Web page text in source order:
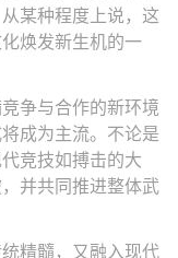
某种程度上说，这
焕发新生机的一
争与合作的新环境
成为主流。不论是
竞技如搏击的大
并共同推进整体武
精髓，又融入现代